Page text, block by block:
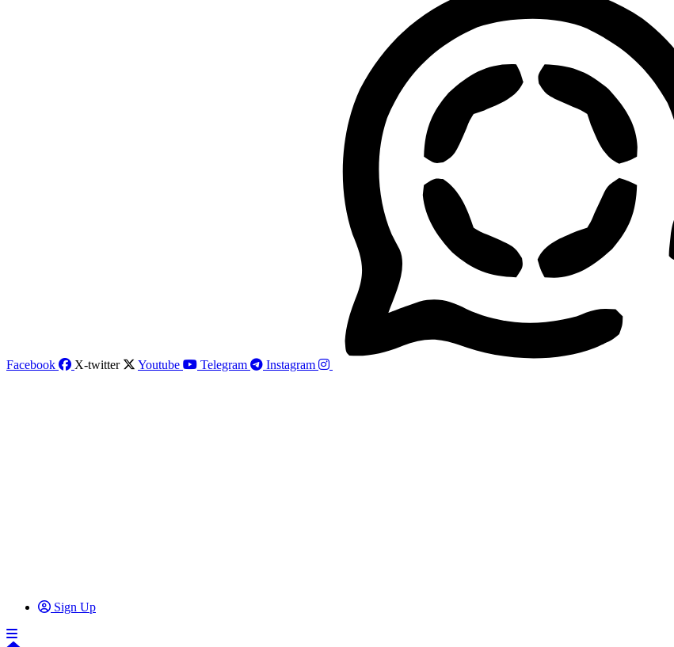
Facebook X-twitter Youtube Telegram Instagram
Sign Up